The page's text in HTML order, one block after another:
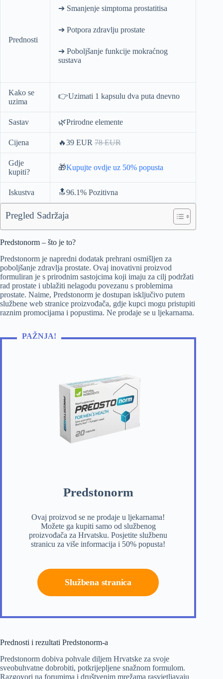
Prednosti
➔ Smanjenje simptoma prostatitisa
➔ Potpora zdravlju prostate
➔ Poboljšanje funkcije mokraćnog
sustava
Kako se
uzima
👉Uzimati 1 kapsulu dva puta dnevno
Sastav 🌿Prirodne elemente
Cijena 🔥39 EUR 78 EUR
Gdje
kupiti?
🎁Kupujte ovdje uz 50% popusta
Iskustva 🔝96.1% Pozitivna
Pregled Sadržaja
Predstonorm – što je to?
Predstonorm je napredni dodatak prehrani osmišljen za
poboljšanje zdravlja prostate. Ovaj inovativni proizvod
formuliran je s prirodnim sastojcima koji imaju za cilj podržati
rad prostate i ublažiti nelagodu povezanu s problemima
prostate. Naime, Predstonorm je dostupan isključivo putem
službene web stranice proizvođača, gdje kupci mogu pristupiti
raznim promocijama i popustima. Ne prodaje se u ljekarnama.
PAŽNJA!
Predstonorm
Ovaj proizvod se ne prodaje u ljekarnama!
Možete ga kupiti samo od službenog
proizvođača za Hrvatsku. Posjetite službenu
stranicu za više informacija i 50% popusta!
Službena stranica
Prednosti i rezultati Predstonorm-a
Predstonorm dobiva pohvale diljem Hrvatske za svoje
sveobuhvatne dobrobiti, potkrijepljene snažnom formulom.
Razgovori na forumima i društvenim mrežama rasvjetljavaju